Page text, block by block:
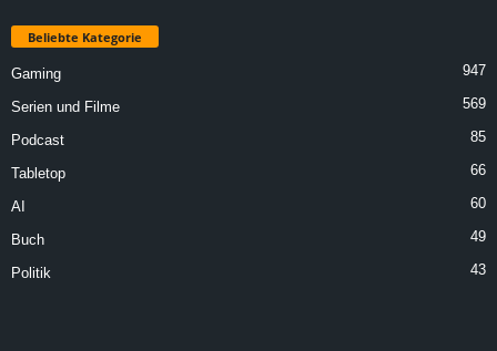
Beliebte Kategorie
Gaming 947
Serien und Filme 569
Podcast 85
Tabletop 66
AI 60
Buch 49
Politik 43